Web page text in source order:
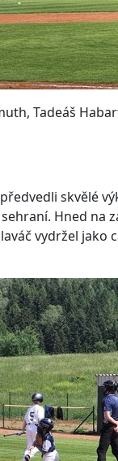
Tadeáš
skvělé
Hned na
vydržel jako